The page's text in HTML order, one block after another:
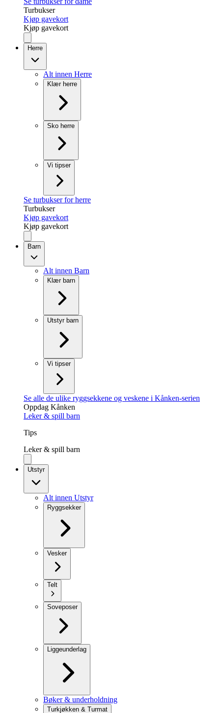
Turbukser
Kjøp gavekort
Kjøp gavekort
Herre
Alt innen Herre
Klær herre
Sko herre
Vi tipser
Se turbukser for herre
Turbukser
Kjøp gavekort
Kjøp gavekort
Barn
Alt innen Barn
Klær barn
Utstyr barn
Vi tipser
Se alle de ulike ryggsekkene og veskene i Kånken-serien
Oppdag Kånken
Leker & spill barn
Tips
Leker & spill barn
Utstyr
Alt innen Utstyr
Ryggsekker
Vesker
Telt
Soveposer
Liggeunderlag
Bøker & underholdning
Turkjøkken & Turmat